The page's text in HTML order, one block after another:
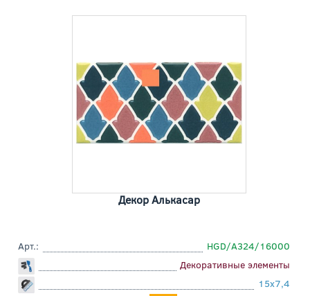
Декор Алькасар
Арт.:
HGD/A324/16000
Декоративные элементы
15x7,4